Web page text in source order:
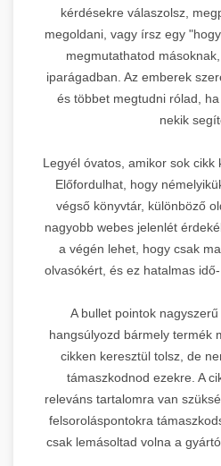
kérdésekre válaszolsz,
megoldani, vagy írsz egy
megmutathatod
iparágadban. Az emberek
és többet megtudni rólad,
nekik
Legyél óvatos, amikor sok cikk
Előfordulhat, hogy
végső könyvtár, különböző
nagyobb webes jelenlét
a végén lehet, hogy csak
olvasókért, és ez hatalmas
A bullet pointok
hangsúlyozd bármely termék
cikken keresztül tolsz, de
támaszkodnod ezekre. A
releváns tartalomra van
felsoroláspontokra
csak lemásoltad volna a